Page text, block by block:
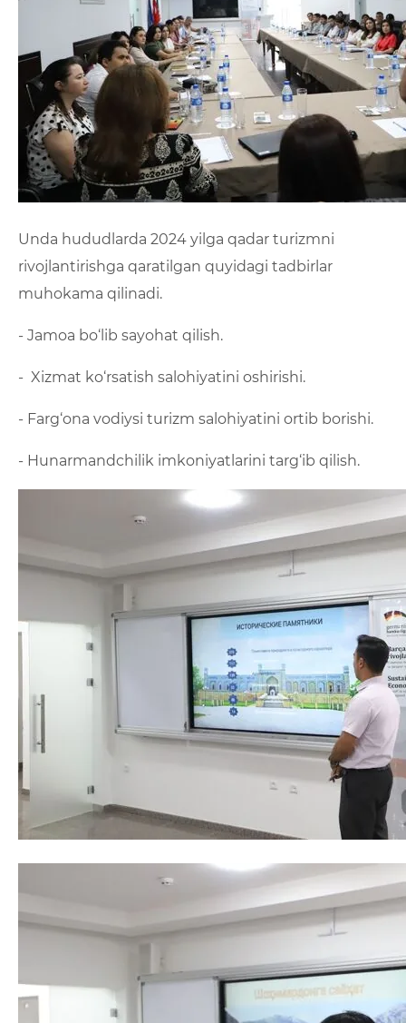
Unda hududlarda 2024 yilga qadar turizmni
rivojlantirishga qaratilgan quyidagi tadbirlar
muhokama qilinadi.
- Jamoa bo‘lib sayohat qilish.
- Xizmat ko‘rsatish salohiyatini oshirishi.
- Farg‘ona vodiysi turizm salohiyatini ortib borishi.
- Hunarmandchilik imkoniyatlarini targ‘ib qilish.